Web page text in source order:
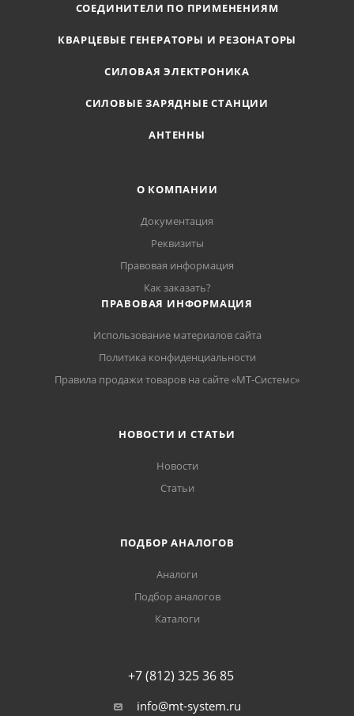
СОЕДИНИТЕЛИ ПО ПРИМЕНЕНИЯМ
КВАРЦЕВЫЕ ГЕНЕРАТОРЫ И РЕЗОНАТОРЫ
СИЛОВАЯ ЭЛЕКТРОНИКА
СИЛОВЫЕ ЗАРЯДНЫЕ СТАНЦИИ
АНТЕННЫ
О КОМПАНИИ
Документация
Реквизиты
Правовая информация
Как заказать?
ПРАВОВАЯ ИНФОРМАЦИЯ
Использование материалов сайта
Политика конфиденциальности
Правила продажи товаров на сайте «МТ-Системс»
НОВОСТИ И СТАТЬИ
Новости
Статьи
ПОДБОР АНАЛОГОВ
Аналоги
Подбор аналогов
Каталоги
+7 (812) 325 36 85
info@mt-system.ru